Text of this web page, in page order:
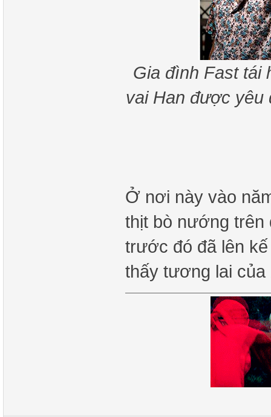
Gia đình Fast tái
vai Han được yêu
Ở nơi này vào
thịt bò nướng trên
trước đó đã lên
thấy tương lai của